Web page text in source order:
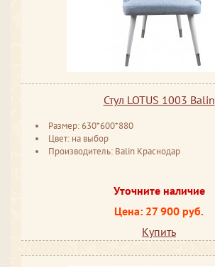
Стул LOTUS 1003 Balin
Размер: 630*600*880
Цвет: на выбор
Производитель: Balin Краснодар
Уточните наличие
Цена: 27 900 руб.
Купить